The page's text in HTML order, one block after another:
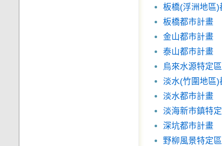
板橋(浮洲地區)
板橋都市計畫
金山都市計畫
泰山都市計畫
烏來水源特定
淡水(竹圍地區)
淡水都市計畫
淡海新市鎮特
深坑都市計畫
野柳風景特定